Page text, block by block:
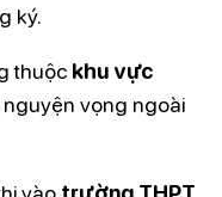
ký.
thuộc khu vực
vọng ngoài